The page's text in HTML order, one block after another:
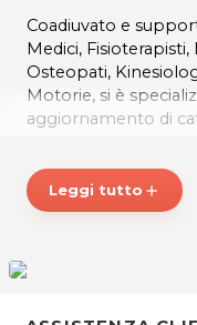
Coadiuvato e
Medici,
Osteopati,
Motorie, si è
aggiornamento di
sanitario e
così,una vera e
massaggiatori.
Leggi tutto add